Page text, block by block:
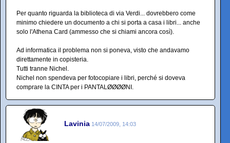
Per quanto riguarda la biblioteca di via Verdi... dovrebbero come
minimo chiedere un documento a chi si porta a casa i libri... anche
solo l'Athena Card (ammesso che si chiami ancora così).
Ad informatica il problema non si poneva, visto che andavamo
direttamente in copisteria.
Tutti tranne Nichel.
Nichel non spendeva per fotocopiare i libri, perché si doveva
comprare la CINTA per i PANTALØØØØNI.
Lavinia 14/07/2009, 14:03